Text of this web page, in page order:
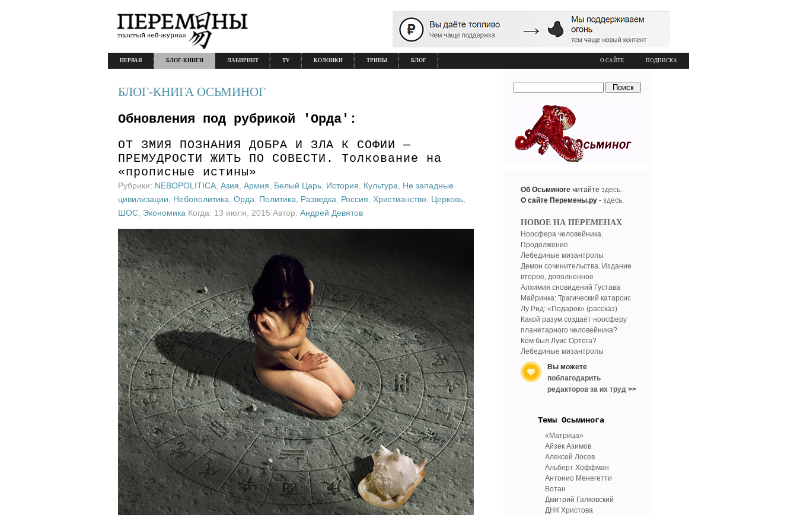
О САЙТЕ ПОДПИСКА
ПЕРВАЯ БЛОГ-КНИГИ ЛАБИРИНТ TV КОЛОНКИ ТРИПЫ БЛОГ
БЛОГ-КНИГА ОСЬМИНОГ
Обновления под рубрикой 'Орда':
ОТ ЗМИЯ ПОЗНАНИЯ ДОБРА И ЗЛА К СОФИИ —
ПРЕМУДРОСТИ ЖИТЬ ПО СОВЕСТИ. Толкование на
«прописные истины»
Рубрики: NEBOPOLITICA Азия Армия Белый Царь История Культура
Не западные
цивилизации
Небополитика Орда Политика Разведка Россия Христианство Церковь
ШОС Экономика Когда: 13 июля, 2015 Автор: Андрей Девятов
Об Осьминоге читайте здесь.
О сайте Перемены.ру - здесь.
НОВОЕ НА ПЕРЕМЕНАХ
Ноосфера человейника.
Продолжение
Лебединые мизантропы
Демон сочинительства. Издание
второе, дополненное
Алхимия сновидений Густава
Майринка: Трагический катарсис
Лу Рид: «Подарок» (рассказ)
Какой разум создаёт ноосферу
планетарного человейника?
Кем был Луис Ортега?
Лебединые мизантропы
Вы можете
поблагодарить
редакторов за их труд >>
Tемы Осьминога
«Матрица»
Айзек Азимов
Алексей Лосев
Альберт Хоффман
Антонио Менегетти
Вотан
Дмитрий Галковский
ДНК Христова